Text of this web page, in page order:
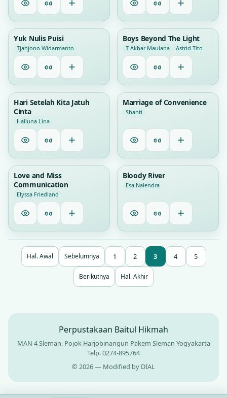
Yuk Nulis Puisi
Tjahjono Widarmanto
Boys Beyond The Light
T Akbar Maulana Astrid Tito
Hari Setelah Kita Jatuh
Cinta
Halluna Lina
Marriage of Convenience
Shanti
Love and Miss
Communication
Elyssa Friedland
Bloody River
Esa Nalendra
Hal. Awal Sebelumnya 1 2 3 4 5
Berikutnya Hal. Akhir
Perpustakaan Baitul Hikmah
MAN 4 Sleman. Pojok Harjobinangun Pakem Sleman Yogyakarta
Telp. 0274-895764
© 2026 — Modified by DIAL